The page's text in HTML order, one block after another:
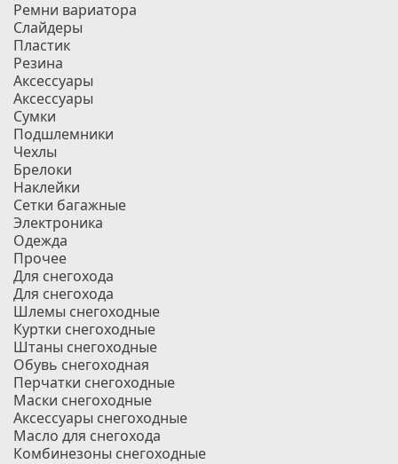
Ремни вариатора
Слайдеры
Пластик
Резина
Аксессуары
Аксессуары
Сумки
Подшлемники
Чехлы
Брелоки
Наклейки
Сетки багажные
Электроника
Одежда
Прочее
Для снегохода
Для снегохода
Шлемы снегоходные
Куртки снегоходные
Штаны снегоходные
Обувь снегоходная
Перчатки снегоходные
Маски снегоходные
Аксессуары снегоходные
Масло для снегохода
Комбинезоны снегоходные